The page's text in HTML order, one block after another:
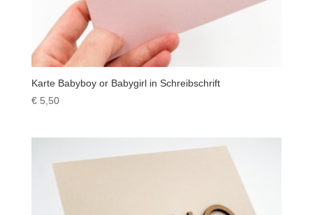
Karte Babyboy or Babygirl in Schreibschrift
€5,50